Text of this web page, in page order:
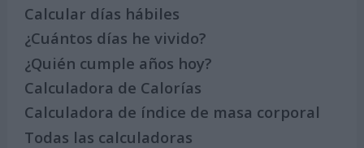
Calcular días hábiles
¿Cuántos días he vivido?
¿Quién cumple años hoy?
Calculadora de Calorías
Calculadora de índice de masa corporal
Todas las calculadoras